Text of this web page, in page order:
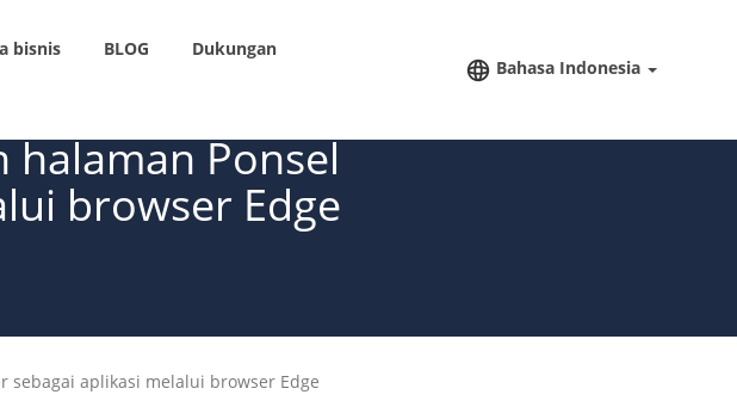
bisnis BLOG
Dukungan
Bahasa Indonesia
Ponsel
browser Edge
sebagai aplikasi melalui browser Edge